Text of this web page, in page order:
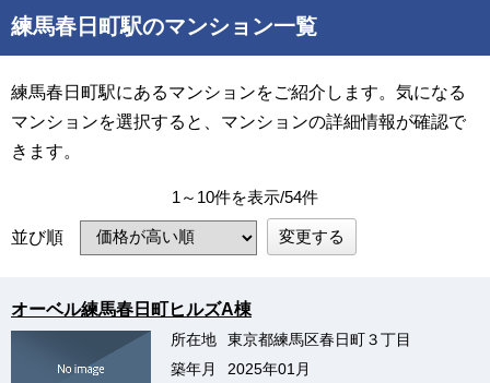
練馬春日町駅のマンション一覧
練馬春日町駅にあるマンションをご紹介します。気になる
マンションを選択すると、マンションの詳細情報が確認で
きます。
1～10件を表示/54件
並び順 変更する
オーベル練馬春日町ヒルズA棟
所在地
東京都練馬区春日町３丁目
築年月
2025年01月